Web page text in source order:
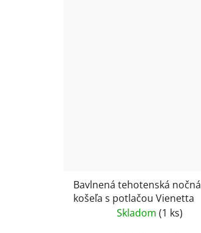
Bavlnená tehotenská nočná
košeľa s potlačou Vienetta
Skladom(1 ks)